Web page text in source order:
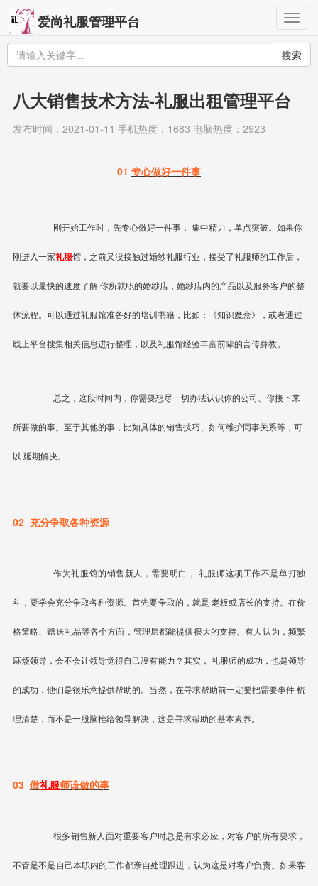
爱尚礼服管理平台
搜索
八大销售技术方法-礼服出租管理平台
发布时间：2021-01-11 手机热度：1683 电脑热度：2923
01 专心做好一件事
刚开始工作时，先专心做好一件事，集中精力，单点突破。如果你
刚进入一家礼服馆，之前又没接触过婚纱礼服行业，接受了礼服师的工作后，
就要以最快的速度了解你所就职的婚纱店，婚纱店内的产品以及服务客户的整
体流程。可以通过礼服馆准备好的培训书籍，比如：《知识魔盒》，或者通过
线上平台搜集相关信息进行整理，以及礼服馆经验丰富前辈的言传身教。
总之，这段时间内，你需要想尽一切办法认识你的公司、你接下来
所要做的事。至于其他的事，比如具体的销售技巧、如何维护同事关系等，可
以 延期解决。
02 充分争取各种资源
作为礼服馆的销售新人，需要明白， 礼服师这项工作不是单打独
斗，要学会充分争取各种资源。首先要争取的，就是 老板或店长的支持。在价
格策略、赠送礼品等各个方面，管理层都能提供很大的支持。有人认为，频繁
麻烦领导，会不会让领导觉得自己没有能力？其实， 礼服师的成功，也是领导
的成功 ，他们是很乐意提供帮助的。当然，在寻求帮助前一定要把需要事件梳
理清楚，而不是一股脑推给领导解决，这是寻求帮助的基本素养。
03 做礼服师该做的事
很多销售新人面对重要客户时总是有求必应，对客户的所有要求，
不管是不是自己本职内的工作都亲自处理跟进，认为这是对客户负责。如果客